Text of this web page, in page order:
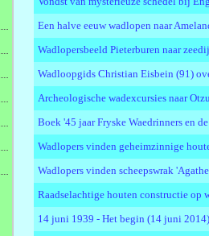
Een halve eeuw wadlopen naar
Wadlopersbeeld Pieterburen naar
Wadloopgids Christian Eisbein (91)
Archeologische wadexcursies naar
Boek '45 jaar Fryske Waedrinners en
Wadlopers vinden geheimzinnige
Wadlopers vinden scheepswrak
Raadselachtige houten constructie op
14 juni 1939 - Het begin (14 juni 2014)